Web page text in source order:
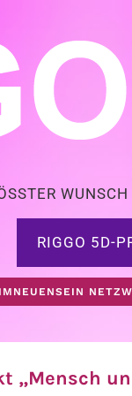
WUNSCH
RIGGO 5D-
IMNEUENSEIN
„Mensch